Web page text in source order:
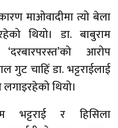
माओवादीमा त्यो बेला
थियो। डा. बाबुराम
आरोप
गुट चाहिँ डा. भट्टराईलाई
थियो।
भट्टराई र हिसिला